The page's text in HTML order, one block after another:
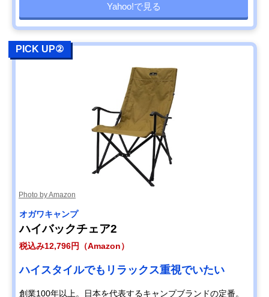
Yahoo!で見る
PICK UP②
Photo by Amazon
オガワキャンプ
ハイバックチェア2
税込み12,796円（Amazon）
ハイスタイルでもリラックス重視でいたい
創業100年以上。日本を代表するキャンプブランドの定番。